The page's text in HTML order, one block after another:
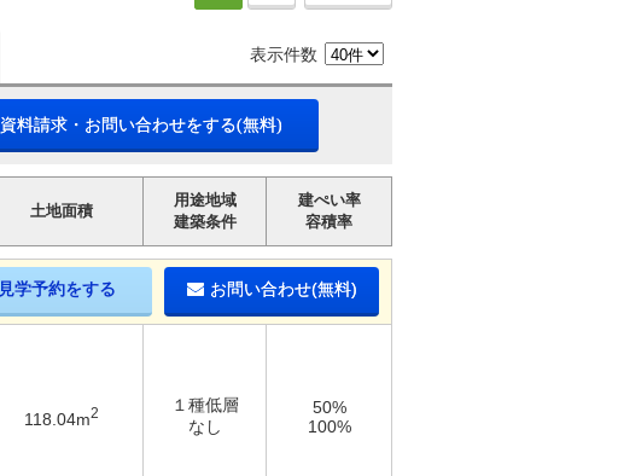
表示件数
資料請求・お問い合わせをする(無料)
土地面積
用途地域
建築条件
建ぺい率
容積率
見学予約をする お問い合わせ(無料)
118.04m2
１種低層
なし
50%
100%